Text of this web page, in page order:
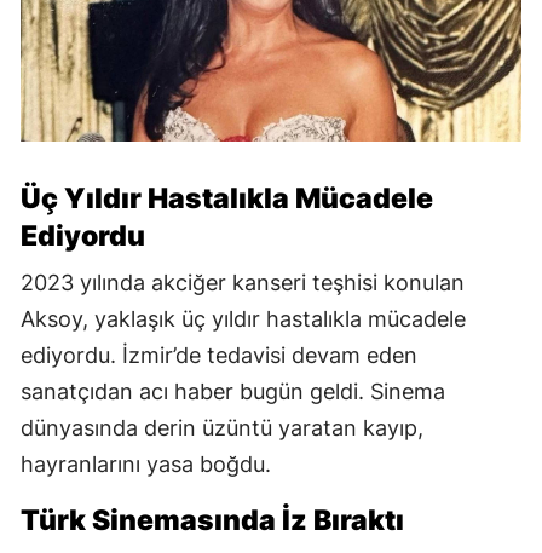
Üç Yıldır Hastalıkla Mücadele
Ediyordu
2023 yılında akciğer kanseri teşhisi konulan
Aksoy, yaklaşık üç yıldır hastalıkla mücadele
ediyordu. İzmir’de tedavisi devam eden
sanatçıdan acı haber bugün geldi. Sinema
dünyasında derin üzüntü yaratan kayıp,
hayranlarını yasa boğdu.
Türk Sinemasında İz Bıraktı